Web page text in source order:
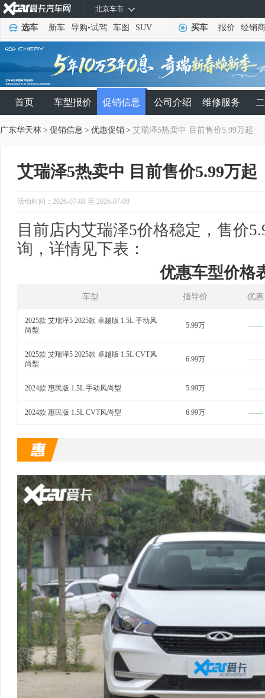
北京车市
选车 新车 导购•试驾 车图 SUV 买车 报价 经销商
首页 车型报价 促销信息 公司介绍 维修服务
广东华天林 > 促销信息 > 优惠促销 > 艾瑞泽5热卖中 目前售价5.99万起
艾瑞泽5热卖中 目前售价5.99万起
活动时间：2026-07-08 至 2026-07-09
目前店内艾瑞泽5价格稳定，售价
询，详情见下表：
优惠车型价格
车型 指导价 优惠
2025款 艾瑞泽5 2025款 卓越版 1.5L 手动风
尚型
5.99万 ------
2025款 艾瑞泽5 2025款 卓越版 1.5L CVT风
尚型
6.99万 ------
2024款 惠民版 1.5L 手动风尚型 5.99万 ------
2024款 惠民版 1.5L CVT风尚型 6.99万 ------